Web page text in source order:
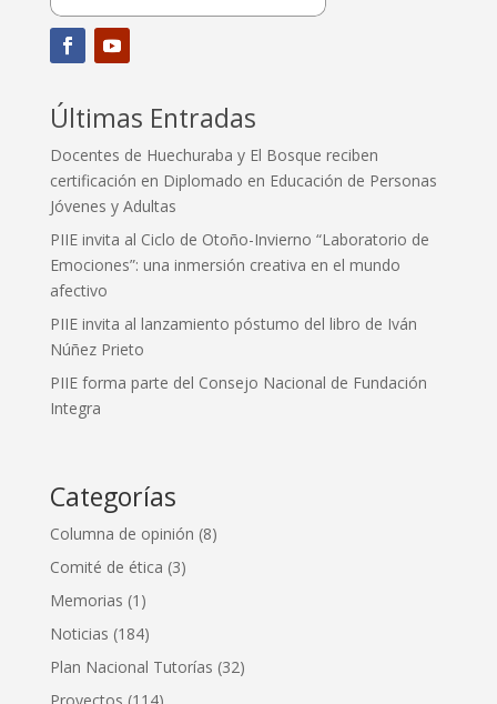
Últimas Entradas
Docentes de Huechuraba y El Bosque reciben
certificación en Diplomado en Educación de Personas
Jóvenes y Adultas
PIIE invita al Ciclo de Otoño-Invierno “Laboratorio de
Emociones”: una inmersión creativa en el mundo
afectivo
PIIE invita al lanzamiento póstumo del libro de Iván
Núñez Prieto
PIIE forma parte del Consejo Nacional de Fundación
Integra
Categorías
Columna de opinión (8)
Comité de ética (3)
Memorias (1)
Noticias (184)
Plan Nacional Tutorías (32)